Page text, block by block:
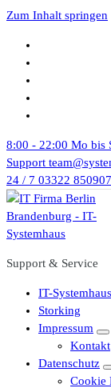
Zum Inhalt springen
8:00 - 22:00 Mo bis
Support
24 / 7 03322
Support & Service
IT-Systemhaus
Storking
Impressum
Kontakt
Datenschutz
Cookie